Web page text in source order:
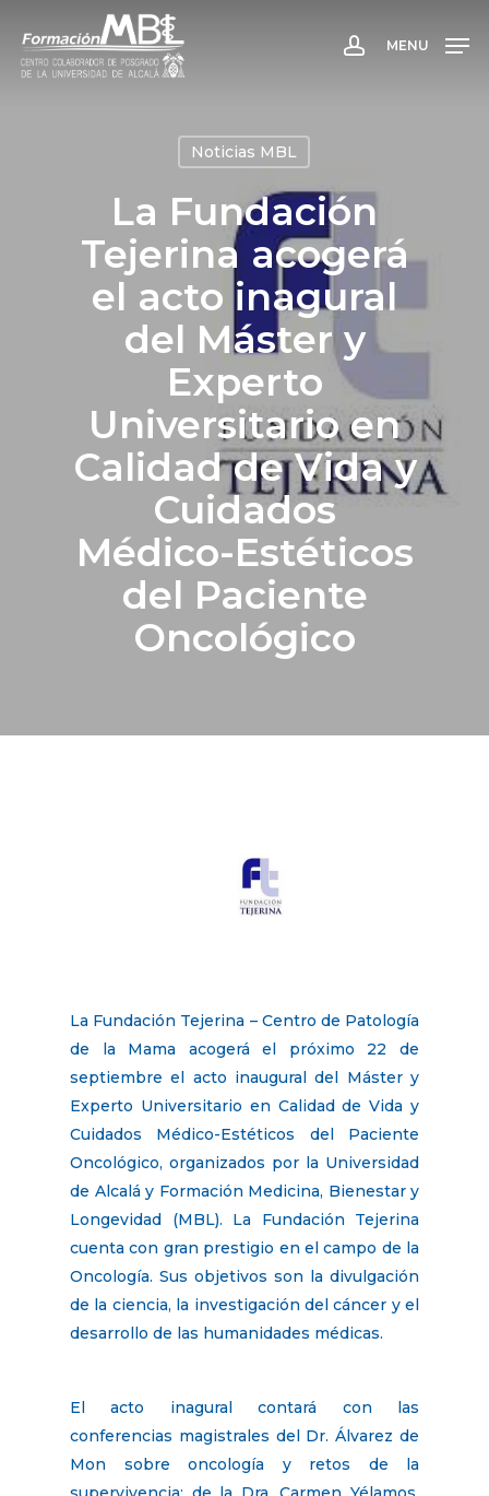
main
account
MENU
Noticias MBL
La Fundación
Tejerina acogerá
el acto inagural
del Máster y
Experto
Universitario en
Calidad de Vida y
Cuidados
Médico-Estéticos
del Paciente
Oncológico
La Fundación Tejerina – Centro de Patología
de la Mama acogerá el próximo 22 de
septiembre el acto inaugural del Máster y
Experto Universitario en Calidad de Vida y
Cuidados Médico-Estéticos del Paciente
Oncológico, organizados por la Universidad
de Alcalá y Formación Medicina, Bienestar y
Longevidad (MBL). La Fundación Tejerina
cuenta con gran prestigio en el campo de la
Oncología. Sus objetivos son la divulgación
de la ciencia, la investigación del cáncer y el
desarrollo de las humanidades médicas.
El acto inagural contará con las
conferencias magistrales del Dr. Álvarez de
Mon sobre oncología y retos de la